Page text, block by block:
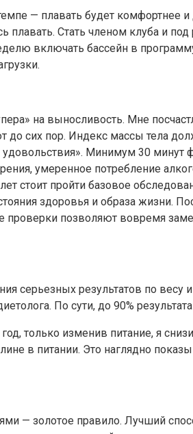
— плавать будет комфортнее
Стать членом клуба и
включать бассейн в
на выносливость. Мне
до сих пор. Индекс массы тела
Минимум 30
умеренное потребление
стоит пройти базовое
здоровья и образа жизни.
проверки позволяют вовремя
результатов по весу
По сути, до 90%
только изменив питание, я
в питании. Это наглядно
— золотое правило. Лучший